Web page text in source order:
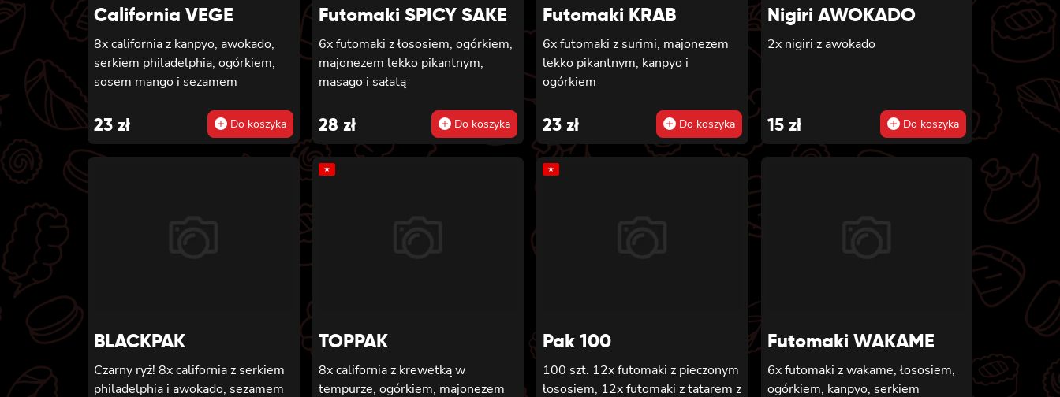
California VEGE
8x california z kanpyo, awokado,
serkiem philadelphia, ogórkiem,
sosem mango i sezamem
23 zł Do koszyka
Futomaki SPICY SAKE
6x futomaki z łososiem, ogórkiem,
majonezem lekko pikantnym,
masago i sałatą
28 zł Do koszyka
Futomaki KRAB
6x futomaki z surimi, majonezem
lekko pikantnym, kanpyo i
ogórkiem
23 zł Do koszyka
Nigiri AWOKADO
2x nigiri z awokado
15 zł Do koszyka
BLACKPAK
Czarny ryż! 8x california z serkiem
philadelphia i awokado, sezamem
★
TOPPAK
8x california z krewetką w
tempurze, ogórkiem, majonezem
★
Pak 100
100 szt. 12x futomaki z pieczonym
łososiem, 12x futomaki z tatarem z
Futomaki WAKAME
6x futomaki z wakame, łososiem,
ogórkiem, kanpyo, serkiem